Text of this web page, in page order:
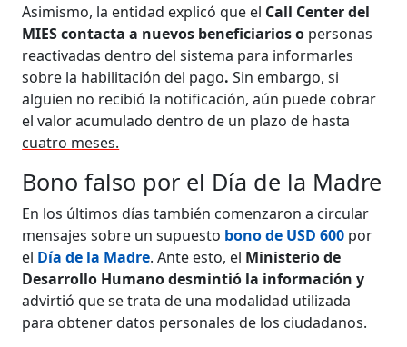
Asimismo, la entidad explicó que el Call Center del
MIES contacta a nuevos beneficiarios o personas
reactivadas dentro del sistema para informarles
sobre la habilitación del pago. Sin embargo, si
alguien no recibió la notificación, aún puede cobrar
el valor acumulado dentro de un plazo de hasta
cuatro meses.
Bono falso por el Día de la Madre
En los últimos días también comenzaron a circular
mensajes sobre un supuesto bono de USD 600 por
el Día de la Madre. Ante esto, el Ministerio de
Desarrollo Humano desmintió la información y
advirtió que se trata de una modalidad utilizada
para obtener datos personales de los ciudadanos.